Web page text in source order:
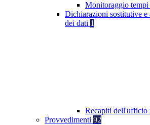
Monitoraggio tempi
Dichiarazioni sostitutive
dei dati 1
Recapiti dell'ufficio
Provvedimenti 92